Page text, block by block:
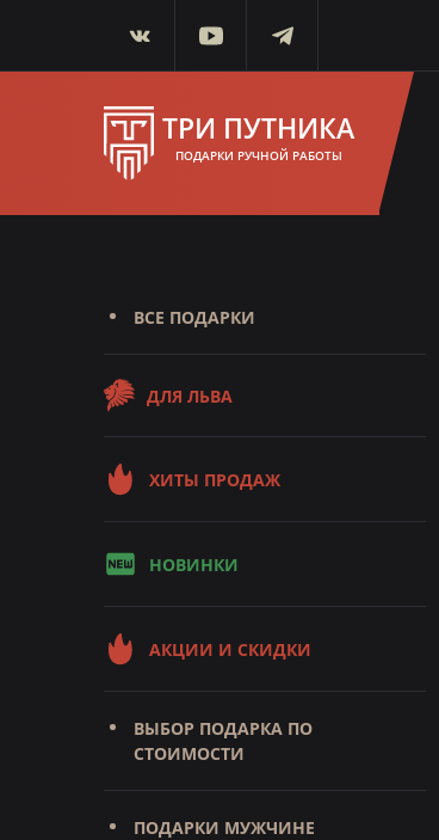
ТРИ ПУТНИКА
ПОДАРКИ РУЧНОЙ РАБОТЫ
ВСЕ ПОДАРКИ
ДЛЯ ЛЬВА
ХИТЫ ПРОДАЖ
НОВИНКИ
АКЦИИ И СКИДКИ
ВЫБОР ПОДАРКА ПО
СТОИМОСТИ
ПОДАРКИ МУЖЧИНЕ